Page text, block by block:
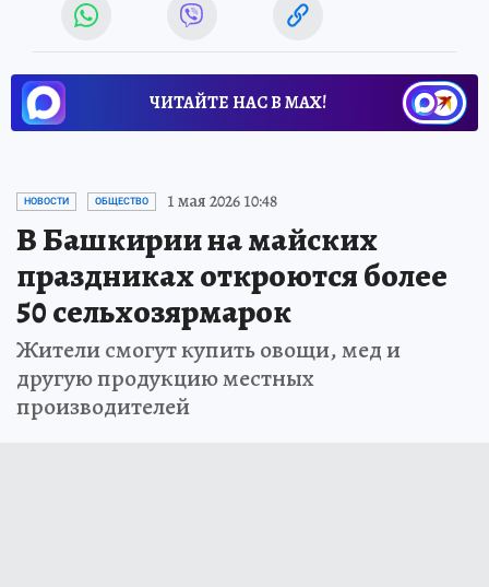
ЧИТАЙТЕ НАС В МАХ!
НОВОСТИ ОБЩЕСТВО 1 мая 2026 10:48
В Башкирии на майских
праздниках откроются более
50 сельхозярмарок
Жители смогут купить овощи, мед и
другую продукцию местных
производителей